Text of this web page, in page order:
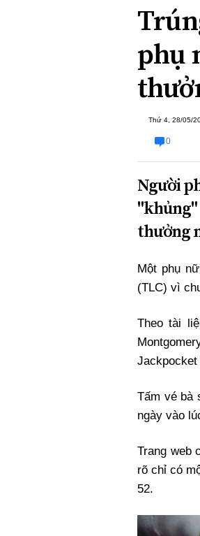
Chính sách
Đối thoại
Thế giới
ĐA CHIỀU
Quan điểm
Bạn đọc viết
phụ
Thứ 4, 28/05/
0
Người
"khủng"
thưởng
Một phụ
(TLC) vì
Theo tài
Jackpocket
Tấm vé bà
ngày vào
Trang web
rõ chỉ có
52.